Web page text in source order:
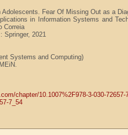
Adolescents. Fear Of Missing Out as a
in Information Systems and
Correia
Springer, 2021
Systems and Computing)
chapter/10.1007%2F978-3-030-72657-
7_54